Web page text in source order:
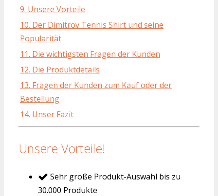
9. Unsere Vorteile
10. Der Dimitrov Tennis Shirt und seine
Popularität
11. Die wichtigsten Fragen der Kunden
12. Die Produktdetails
13. Fragen der Kunden zum Kauf oder der
Bestellung
14. Unser Fazit
Unsere Vorteile!
Sehr große Produkt-Auswahl bis zu
30.000 Produkte